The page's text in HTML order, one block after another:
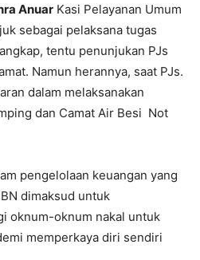
Anuar Kasi Pelayanan Umum
sebagai pelaksana tugas
tentu penunjukan PJs
Namun herannya, saat PJs.
dalam melaksanakan
dan Camat Air Besi Not
pengelolaan keuangan yang
dimaksud untuk
oknum-oknum nakal untuk
memperkaya diri sendiri